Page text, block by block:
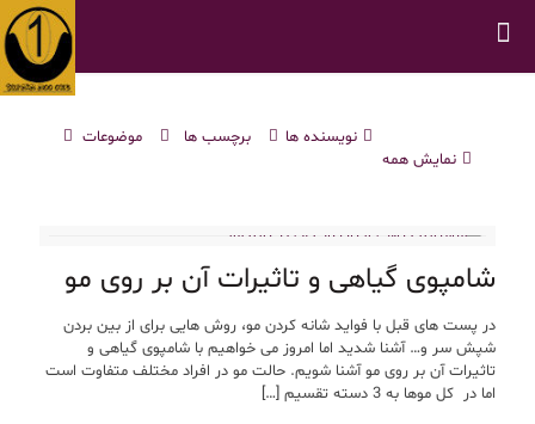
موضوعات برچسب ها
نویسنده ها
نمایش همه
شامپوی گیاهی و تاثیرات آن بر روی مو
در پست های قبل با فواید شانه کردن مو، روش هایی برای از بین بردن
شپش سر و… آشنا شدید اما امروز می خواهیم با شامپوی گیاهی و
تاثیرات آن بر روی مو آشنا شویم. حالت مو در افراد مختلف متفاوت است
اما در کل موها به 3 دسته تقسیم
[…]